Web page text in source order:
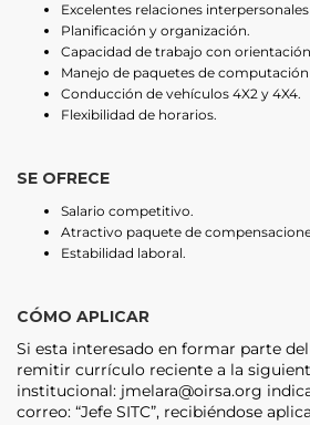
Excelentes relaciones
Planificación y organización.
Capacidad de trabajo con
Manejo de paquetes de
Conducción de vehículos 4X2 y 4X4.
Flexibilidad de horarios.
SE OFRECE
Salario competitivo.
Atractivo paquete de
Estabilidad laboral.
CÓMO APLICAR
Si esta interesado en formar parte
remitir currículo reciente a la
institucional: jmelara@oirsa.org
correo: “Jefe SITC”, recibiéndose